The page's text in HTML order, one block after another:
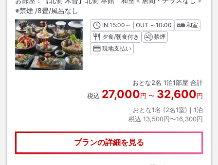
※禁煙 /8畳/風呂なし
INチェックイン
15:00 ～ | OUT チェックアウト
～10:00
和室
夕食/朝食付き
禁煙
現地支払い
おとな2名 1泊1部屋 合計
税込 27,000円 〜 32,600円
おとな1名 (2名1室)｜ 1泊
税込 13,500円〜16,300円
プランの詳細を見る